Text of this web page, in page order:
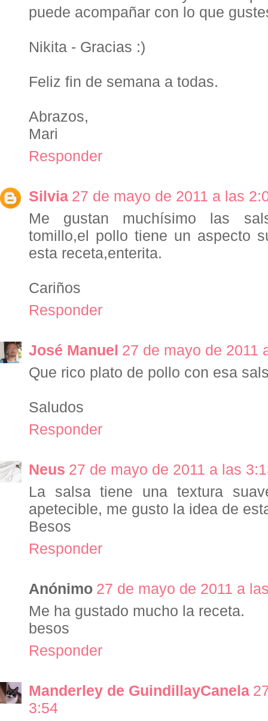
puede acompañar con lo que
Nikita - Gracias :)
Feliz fin de semana a todas.
Abrazos,
Mari
Responder
Silvia 27 de mayo de 2011 a las
Me gustan muchísimo las
tomillo,el pollo tiene un aspecto
esta receta,enterita.
Cariños
Responder
José Manuel 27 de mayo de 2011
Que rico plato de pollo con esa
Saludos
Responder
Neus 27 de mayo de 2011 a las
La salsa tiene una textura
apetecible, me gusto la idea de
Besos
Responder
Anónimo 27 de mayo de 2011 a
Me ha gustado mucho la receta.
besos
Responder
Manderley de GuindillayCanela
3:54